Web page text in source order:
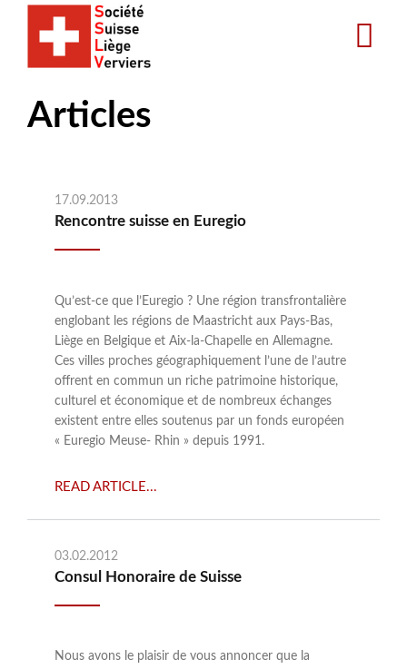
Articles
17.09.2013
Rencontre suisse en Euregio
Qu’est-ce que l’Euregio ? Une région transfrontalière
englobant les régions de Maastricht aux Pays-Bas,
Liège en Belgique et Aix-la-Chapelle en Allemagne.
Ces villes proches géographiquement l’une de l’autre
offrent en commun un riche patrimoine historique,
culturel et économique et de nombreux échanges
existent entre elles soutenus par un fonds européen
« Euregio Meuse- Rhin » depuis 1991.
READ ARTICLE...
03.02.2012
Consul Honoraire de Suisse
Nous avons le plaisir de vous annoncer que la